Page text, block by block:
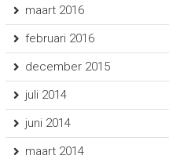
maart 2016
februari 2016
december 2015
juli 2014
juni 2014
maart 2014